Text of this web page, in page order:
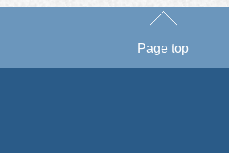
Page top